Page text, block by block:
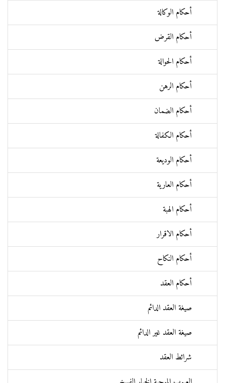
أحكام الوكالة
أحكام القرض
أحكام الحوالة
أحكام الرهن
أحكام الضمان
أحكام الكفالة
أحكام الوديعة
أحكام العارية
أحكام الهبة
أحكام الاقرار
أحكام النكاح
أحكام العقد
صيغة العقد الدائم
صيغة العقد غير الدائم
شرائط العقد